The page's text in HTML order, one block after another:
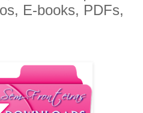
E-books, PDFs,